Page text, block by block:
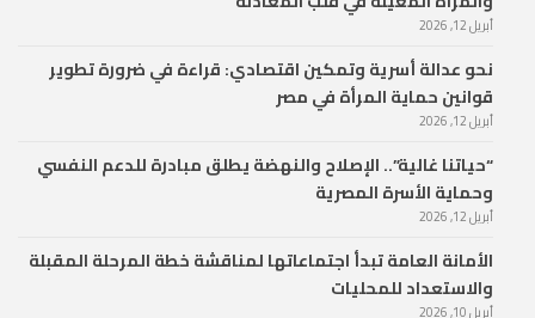
أبريل 12, 2026
نحو عدالة أسرية وتمكين اقتصادي: قراءة في ضرورة تطوير
قوانين حماية المرأة في مصر
أبريل 12, 2026
“حياتنا غالية”.. الإصلاح والنهضة يطلق مبادرة للدعم النفسي
وحماية الأسرة المصرية
أبريل 12, 2026
الأمانة العامة تبدأ اجتماعاتها لمناقشة خطة المرحلة المقبلة
والاستعداد للمحليات
أبريل 10, 2026